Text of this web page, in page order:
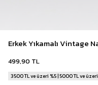
Erkek Yıkamalı Vintage
499,90 TL
3500 TL ve üzeri %5 | 5000 TL ve üzeri